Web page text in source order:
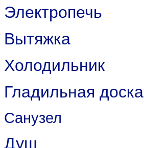
Электропечь
Вытяжка
Холодильник
Гладильная доска
Санузел
Душ